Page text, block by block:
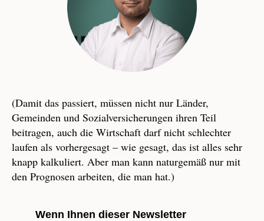
(Damit das passiert, müssen nicht nur Länder,
Gemeinden und Sozialversicherungen ihren Teil
beitragen, auch die Wirtschaft darf nicht schlechter
laufen als vorhergesagt – wie gesagt, das ist alles sehr
knapp kalkuliert. Aber man kann naturgemäß nur mit
den Prognosen arbeiten, die man hat.)
Wenn Ihnen dieser Newsletter